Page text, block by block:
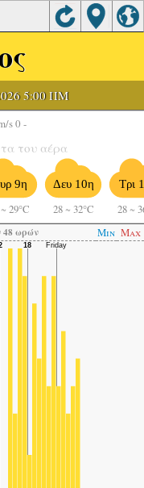
5:00 ΠΜ
s 0 -
του αέρα
9η
~ 29°C
Δευ 10η
28 ~ 32°C
Τρι
28 ~
48 ωρών Min Max